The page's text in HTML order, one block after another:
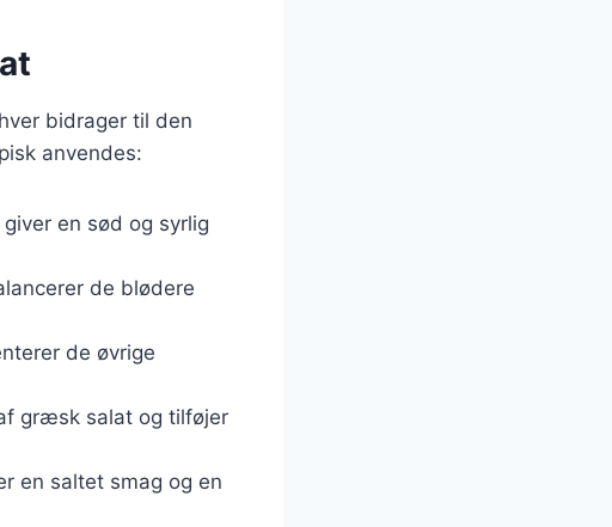
bidrager til den
anvendes:
en sød og syrlig
de blødere
de øvrige
græsk salat og tilføjer
en saltet smag og en